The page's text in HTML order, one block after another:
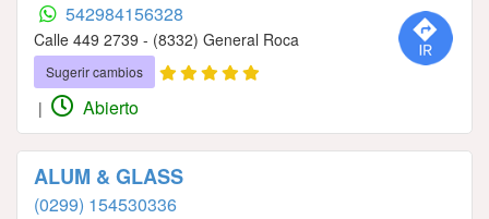
542984156328
Calle 449 2739 - (8332) General Roca
Sugerir cambios
| Abierto
ALUM & GLASS
(0299) 154530336